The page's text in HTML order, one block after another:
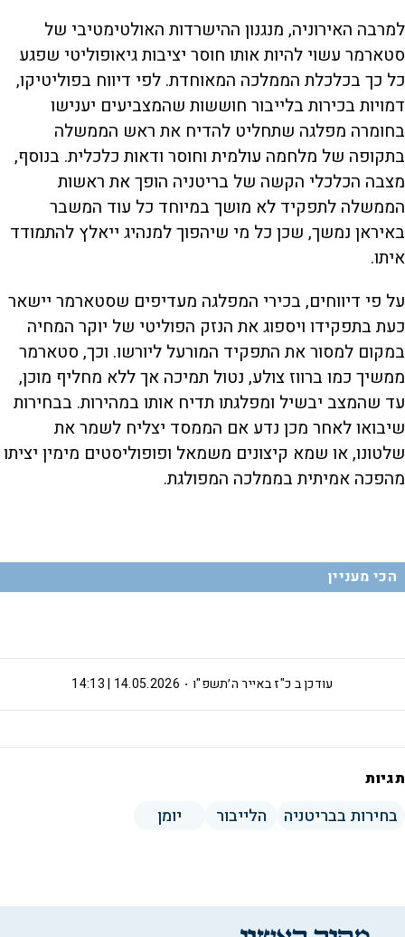
למרבה האירוניה, מנגנון ההישרדות האולטימטיבי של
סטארמר עשוי להיות אותו חוסר יציבות גיאופוליטי שפגע
כל כך בכלכלת הממלכה המאוחדת. לפי דיווח בפוליטיקו,
דמויות בכירות בלייבור חוששות שהמצביעים יענישו
בחומרה מפלגה שתחליט להדיח את ראש הממשלה
בתקופה של מלחמה עולמית וחוסר ודאות כלכלית. בנוסף,
מצבה הכלכלי הקשה של בריטניה הופך את ראשות
הממשלה לתפקיד לא מושך במיוחד כל עוד המשבר
באיראן נמשך, שכן כל מי שיהפוך למנהיג ייאלץ להתמודד
איתו.
על פי דיווחים, בכירי המפלגה מעדיפים שסטארמר יישאר
כעת בתפקידו ויספוג את הנזק הפוליטי של יוקר המחיה
במקום למסור את התפקיד המורעל ליורשו. וכך, סטארמר
ממשיך כמו ברווז צולע, נטול תמיכה אך ללא מחליף מוכן,
עד שהמצב יבשיל ומפלגתו תדיח אותו במהירות. בבחירות
שיבואו לאחר מכן נדע אם הממסד יצליח לשמר את
שלטונו, או שמא קיצונים משמאל ופופוליסטים מימין יציתו
מהפכה אמיתית בממלכה המפולגת.
הכי מעניין
כ"ז באייר ה׳תשפ"ו 14.05.2026 | 14:13 עודכן ב
תגיות
בחירות בבריטניה הלייבור יומן